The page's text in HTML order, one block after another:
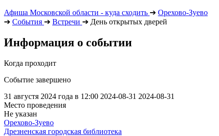
Афиша Московской области - куда сходить ➔ Орехово-Зуево
➔ События ➔ Встречи ➔ День открытых дверей
Информация о событии
Когда проходит
Событие завершено
31 августя 2024 года в 12:00 2024-08-31 2024-08-31
Место проведения
Не указан
Орехово-Зуево
Дрезненская городская библиотека